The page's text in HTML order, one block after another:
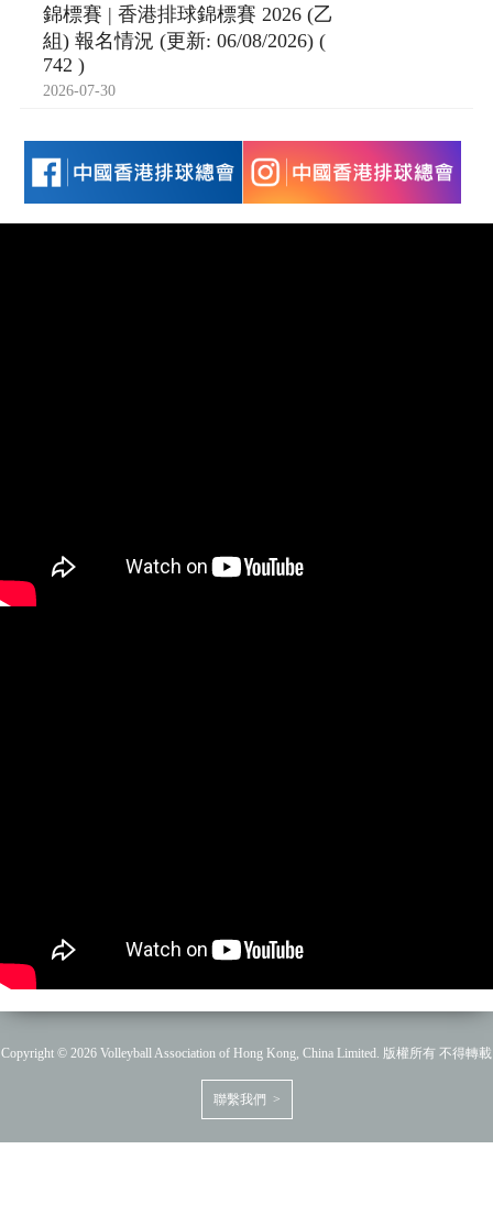
錦標賽 | 香港排球錦標賽 2026 (乙
組) 報名情況 (更新: 06/08/2026) (
742 )
2026-07-30
Copyright © 2026 Volleyball Association of Hong Kong, China Limited. 版權所有 不得轉載
聯繫我們 >